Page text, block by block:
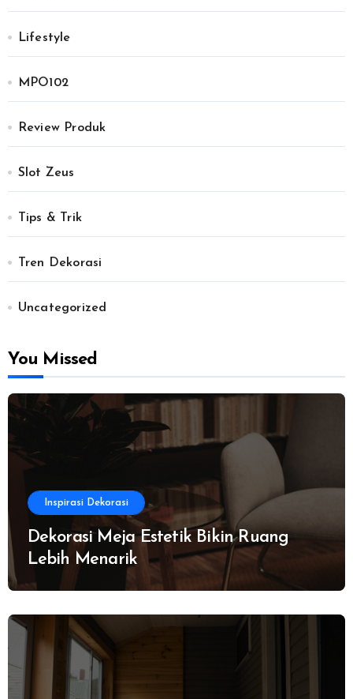
Lifestyle
MPO102
Review Produk
Slot Zeus
Tips & Trik
Tren Dekorasi
Uncategorized
You Missed
Inspirasi Dekorasi
Dekorasi Meja Estetik Bikin Ruang
Lebih Menarik